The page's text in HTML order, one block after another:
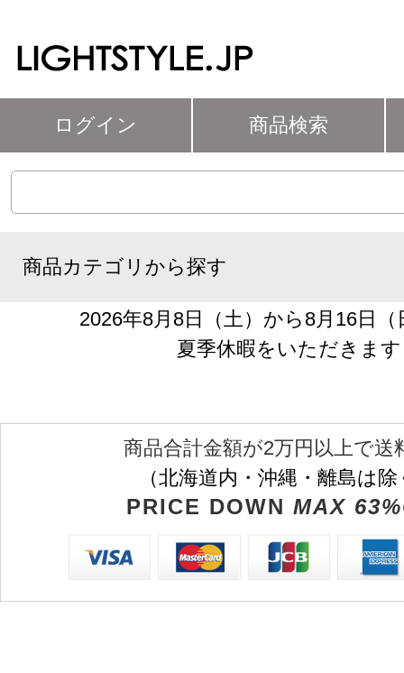
ログイン 商品検索
商品カテゴリから探す
2026年8月8日（土）から8月16日
夏季休暇をいただきます
商品合計金額が2万円以上で送
（北海道内・沖縄・離島は
PRICE DOWN MAX